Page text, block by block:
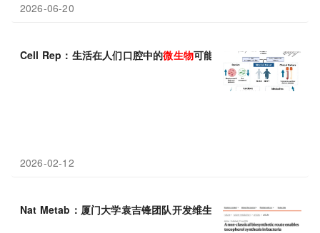
2026-06-20
Cell Rep：生活在人们口腔中的微生物可能是预防肥胖的关键
2026-02-12
Nat Metab：厦门大学袁吉锋团队开发维生素E微生物合成新路线